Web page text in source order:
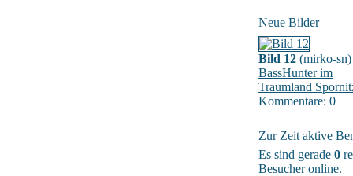
Neue Bilder
Bild 12 (mirko-sn)
BassHunter im
Traumland
Kommentare: 0
Zur Zeit aktive
Es sind gerade 0
Besucher online.